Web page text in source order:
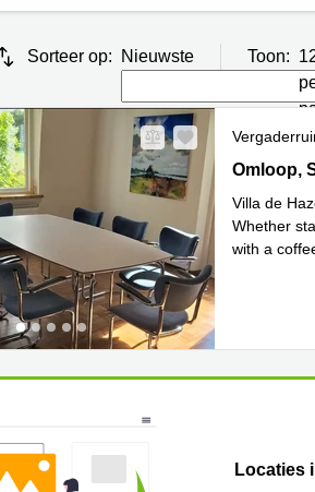
Sorteer op: Nieuwste Toon:
Omloop 9,
Omloop,
Villa de
Whether
with a
Locaties